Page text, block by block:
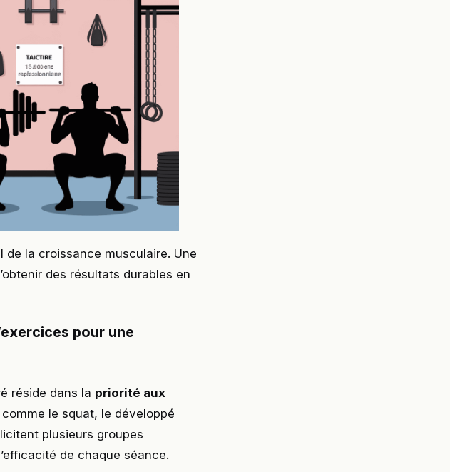
de la croissance musculaire. Une
des résultats durables en
pour une
réside dans la priorité aux
le squat, le développé
plusieurs groupes
de chaque séance.